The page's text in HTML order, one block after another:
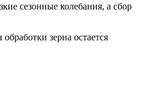
сезонные колебания, а сбор
зерна остается